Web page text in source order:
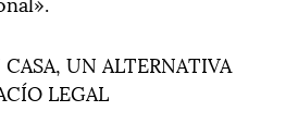
UN ALTERNATIVA
LEGAL